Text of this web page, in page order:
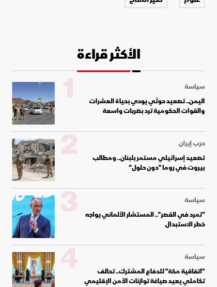
الأكثر قراءة
سياسة
اليمن.. تصعيد حوثي يودي بحياة العشرات
والقوات الحكومية ترد بضربات واسعة
1
حرب إيران
تصعيد إسرائيلي مستمر بلبنان.. ومطالب
بيروت في روما "دون حلول"
2
سياسة
"تمرد في القصر".. المستشار الألماني يواجه
خطر الاستبدال
3
سياسة
"اتفاقية مكة" للدفاع المشترك.. تحالف
تكاملي يعيد صياغة توازنات الأمن الإقليمي 4